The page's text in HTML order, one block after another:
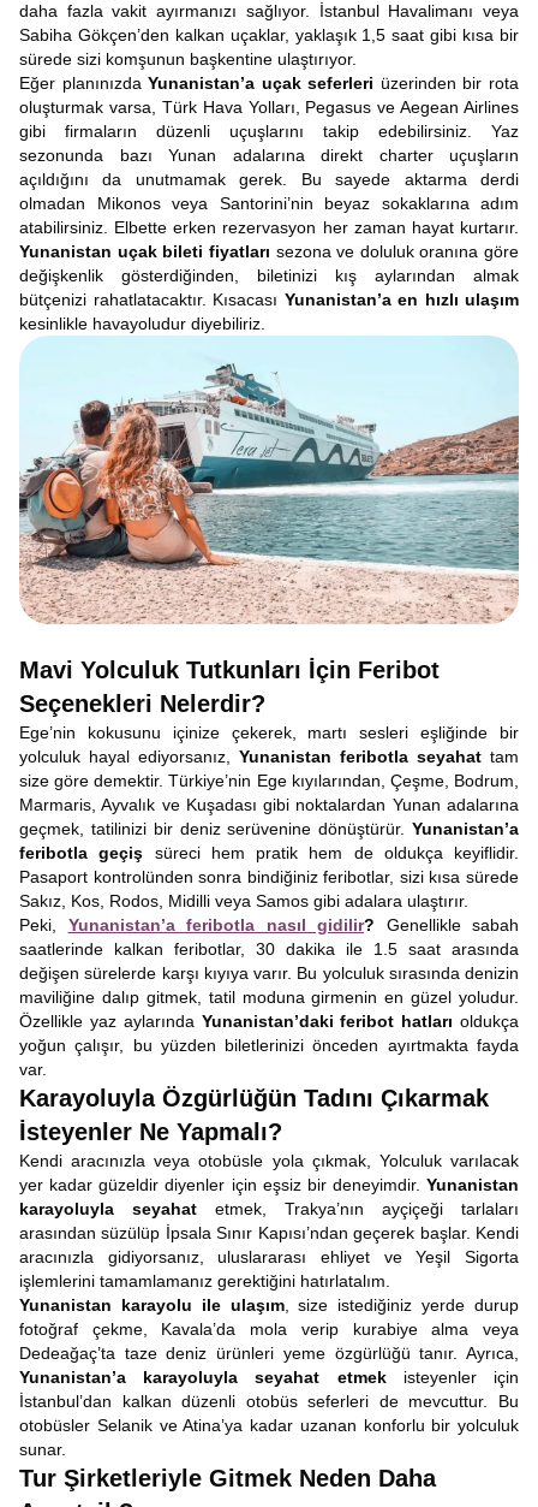
daha fazla vakit ayırmanızı sağlıyor. İstanbul Havalimanı veya
Sabiha Gökçen’den kalkan uçaklar, yaklaşık 1,5 saat gibi kısa bir
sürede sizi komşunun başkentine ulaştırıyor.
Eğer planınızdaYunanistan’a uçak seferleri üzerinden bir rota
oluşturmak varsa, Türk Hava Yolları, Pegasus ve Aegean Airlines
gibi firmaların düzenli uçuşlarını takip edebilirsiniz. Yaz
sezonunda bazı Yunan adalarına direkt charter uçuşların
açıldığını da unutmamak gerek. Bu sayede aktarma derdi
olmadan Mikonos veya Santorini’nin beyaz sokaklarına adım
atabilirsiniz. Elbette erken rezervasyon her zaman hayat kurtarır.
Yunanistan uçak bileti fiyatları sezona ve doluluk oranına göre
değişkenlik gösterdiğinden, biletinizi kış aylarından almak
bütçenizi rahatlatacaktır. Kısacası Yunanistan’a en hızlı ulaşım
kesinlikle havayoludur diyebiliriz.
Mavi Yolculuk Tutkunları İçin Feribot
Seçenekleri Nelerdir?
Ege’nin kokusunu içinize çekerek, martı sesleri eşliğinde bir
yolculuk hayal ediyorsanız, Yunanistan feribotla seyahat tam
size göre demektir. Türkiye’nin Ege kıyılarından, Çeşme, Bodrum,
Marmaris, Ayvalık ve Kuşadası gibi noktalardan Yunan adalarına
geçmek, tatilinizi bir deniz serüvenine dönüştürür. Yunanistan’a
feribotla geçiş süreci hem pratik hem de oldukça keyiflidir.
Pasaport kontrolünden sonra bindiğiniz feribotlar, sizi kısa sürede
Sakız, Kos, Rodos, Midilli veya Samos gibi adalara ulaştırır.
Peki, Yunanistan’a feribotla nasıl gidilir? Genellikle sabah
saatlerinde kalkan feribotlar, 30 dakika ile 1.5 saat arasında
değişen sürelerde karşı kıyıya varır. Bu yolculuk sırasında denizin
maviliğine dalıp gitmek, tatil moduna girmenin en güzel yoludur.
Özellikle yaz aylarında Yunanistan’daki feribot hatları oldukça
yoğun çalışır, bu yüzden biletlerinizi önceden ayırtmakta fayda
var.
Karayoluyla Özgürlüğün Tadını Çıkarmak
İsteyenler Ne Yapmalı?
Kendi aracınızla veya otobüsle yola çıkmak, Yolculuk varılacak
yer kadar güzeldir diyenler için eşsiz bir deneyimdir. Yunanistan
karayoluyla seyahat etmek, Trakya’nın ayçiçeği tarlaları
arasından süzülüp İpsala Sınır Kapısı’ndan geçerek başlar. Kendi
aracınızla gidiyorsanız, uluslararası ehliyet ve Yeşil Sigorta
işlemlerini tamamlamanız gerektiğini hatırlatalım.
Yunanistan karayolu ile ulaşım, size istediğiniz yerde durup
fotoğraf çekme, Kavala’da mola verip kurabiye alma veya
Dedeağaç’ta taze deniz ürünleri yeme özgürlüğü tanır. Ayrıca,
Yunanistan’a karayoluyla seyahat etmekisteyenler için
İstanbul’dan kalkan düzenli otobüs seferleri de mevcuttur. Bu
otobüsler Selanik ve Atina’ya kadar uzanan konforlu bir yolculuk
sunar.
Tur Şirketleriyle Gitmek Neden Daha